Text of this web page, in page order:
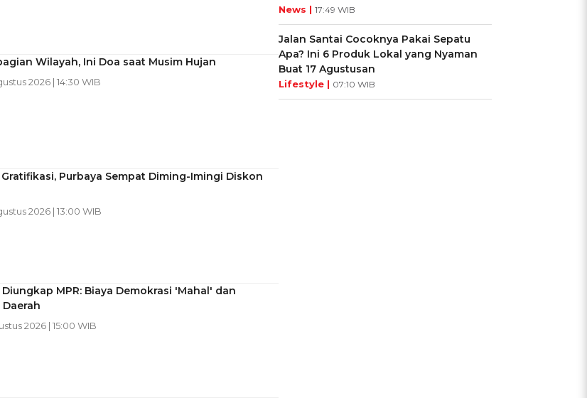
Wilayah, Ini Doa saat Musim Hujan
2026 | 14:30 WIB
Purbaya Sempat Diming-Imingi Diskon
2026 | 13:00 WIB
MPR: Biaya Demokrasi 'Mahal' dan
2026 | 15:00 WIB
News | 17:49 WIB
Jalan Santai Cocoknya Pakai Sepatu
Apa? Ini 6 Produk Lokal yang Nyaman
Buat 17 Agustusan
Lifestyle | 07:10 WIB